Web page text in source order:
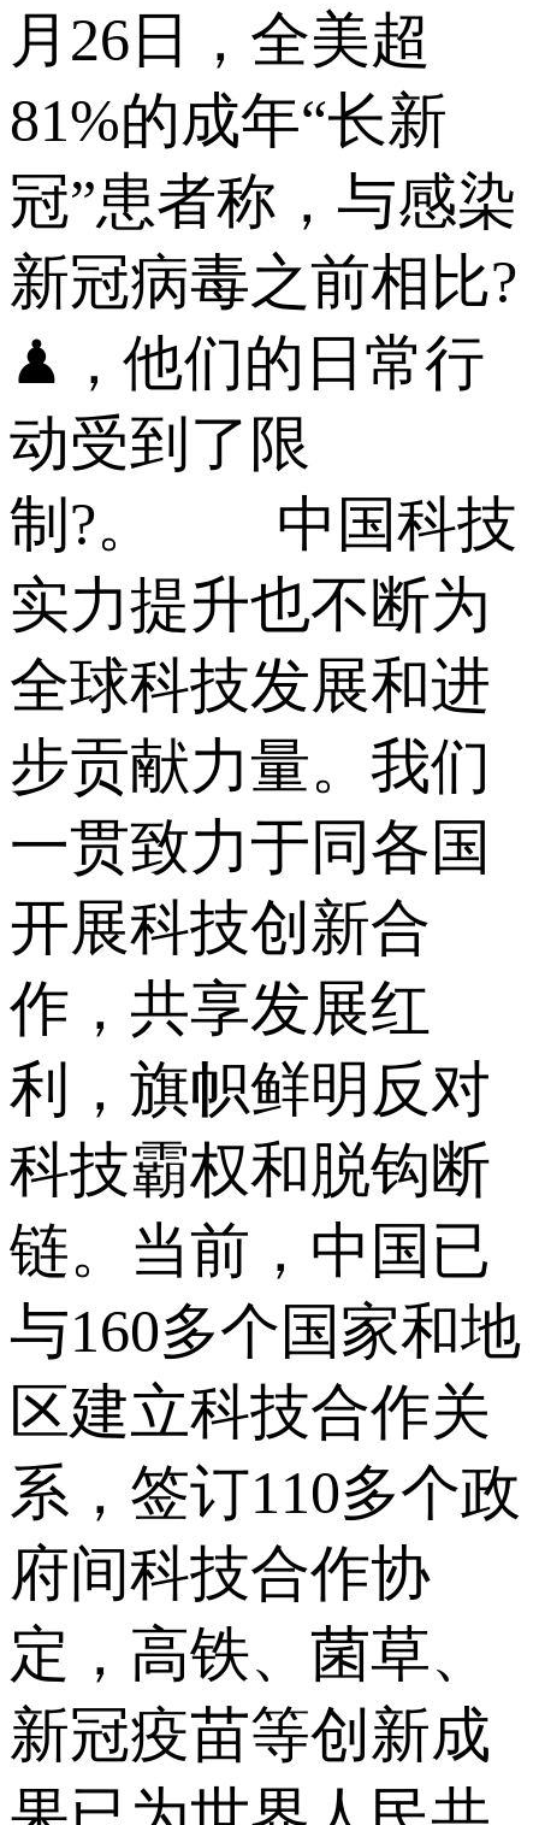
月26日，全美超
81%的成年“长新
冠”患者称，与感染
新冠病毒之前相比?
♟，他们的日常行
动受到了限
制?。 中国科技
实力提升也不断为
全球科技发展和进
步贡献力量。我们
一贯致力于同各国
开展科技创新合
作，共享发展红
利，旗帜鲜明反对
科技霸权和脱钩断
链。当前，中国已
与160多个国家和地
区建立科技合作关
系，签订110多个政
府间科技合作协
定，高铁、菌草、
新冠疫苗等创新成